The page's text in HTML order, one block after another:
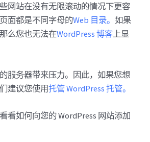
网站在没有无限滚动的情况下更容
面都是不同字母的Web 目录。如果
么您也无法在WordPress 博客 上显
服务器带来压力。因此，如果您想
建议您使用托管 WordPress 托管。
看如何向您的 WordPress 网站添加